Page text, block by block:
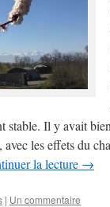
stable. Il y avait
avec les effets du
la lecture →
| Un commentaire